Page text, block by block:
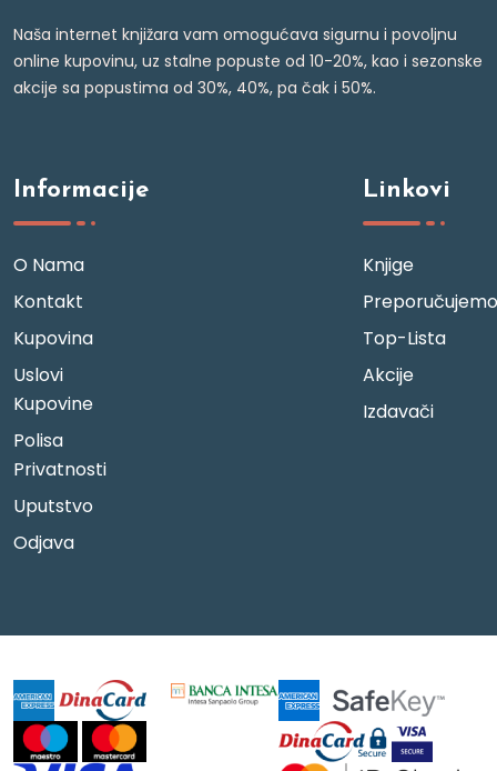
Naša internet knjižara vam omogućava sigurnu i povoljnu
online kupovinu, uz stalne popuste od 10-20%, kao i sezonske
akcije sa popustima od 30%, 40%, pa čak i 50%.
Informacije
O Nama
Kontakt
Kupovina
Uslovi
Kupovine
Polisa
Privatnosti
Uputstvo
Odjava
Linkovi
Knjige
Preporučujemo
Top-Lista
Akcije
Izdavači